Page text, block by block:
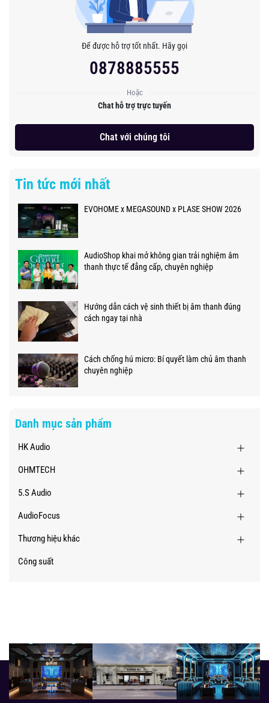
Để được hỗ trợ tốt nhất. Hãy gọi
0878885555
Hoặc
Chat hỗ trợ trực tuyến
Chat với chúng tôi
Tin tức mới nhất
EVOHOME x MEGASOUND x PLASE SHOW 2026
AudioShop khai mở không gian trải nghiệm âm
thanh thực tế đẳng cấp, chuyên nghiệp
Hướng dẫn cách vệ sinh thiết bị âm thanh đúng
cách ngay tại nhà
Cách chống hú micro: Bí quyết làm chủ âm thanh
chuyên nghiệp
Danh mục sản phẩm
HK Audio
OHMTECH
5.S Audio
AudioFocus
Thương hiệu khác
Công suất